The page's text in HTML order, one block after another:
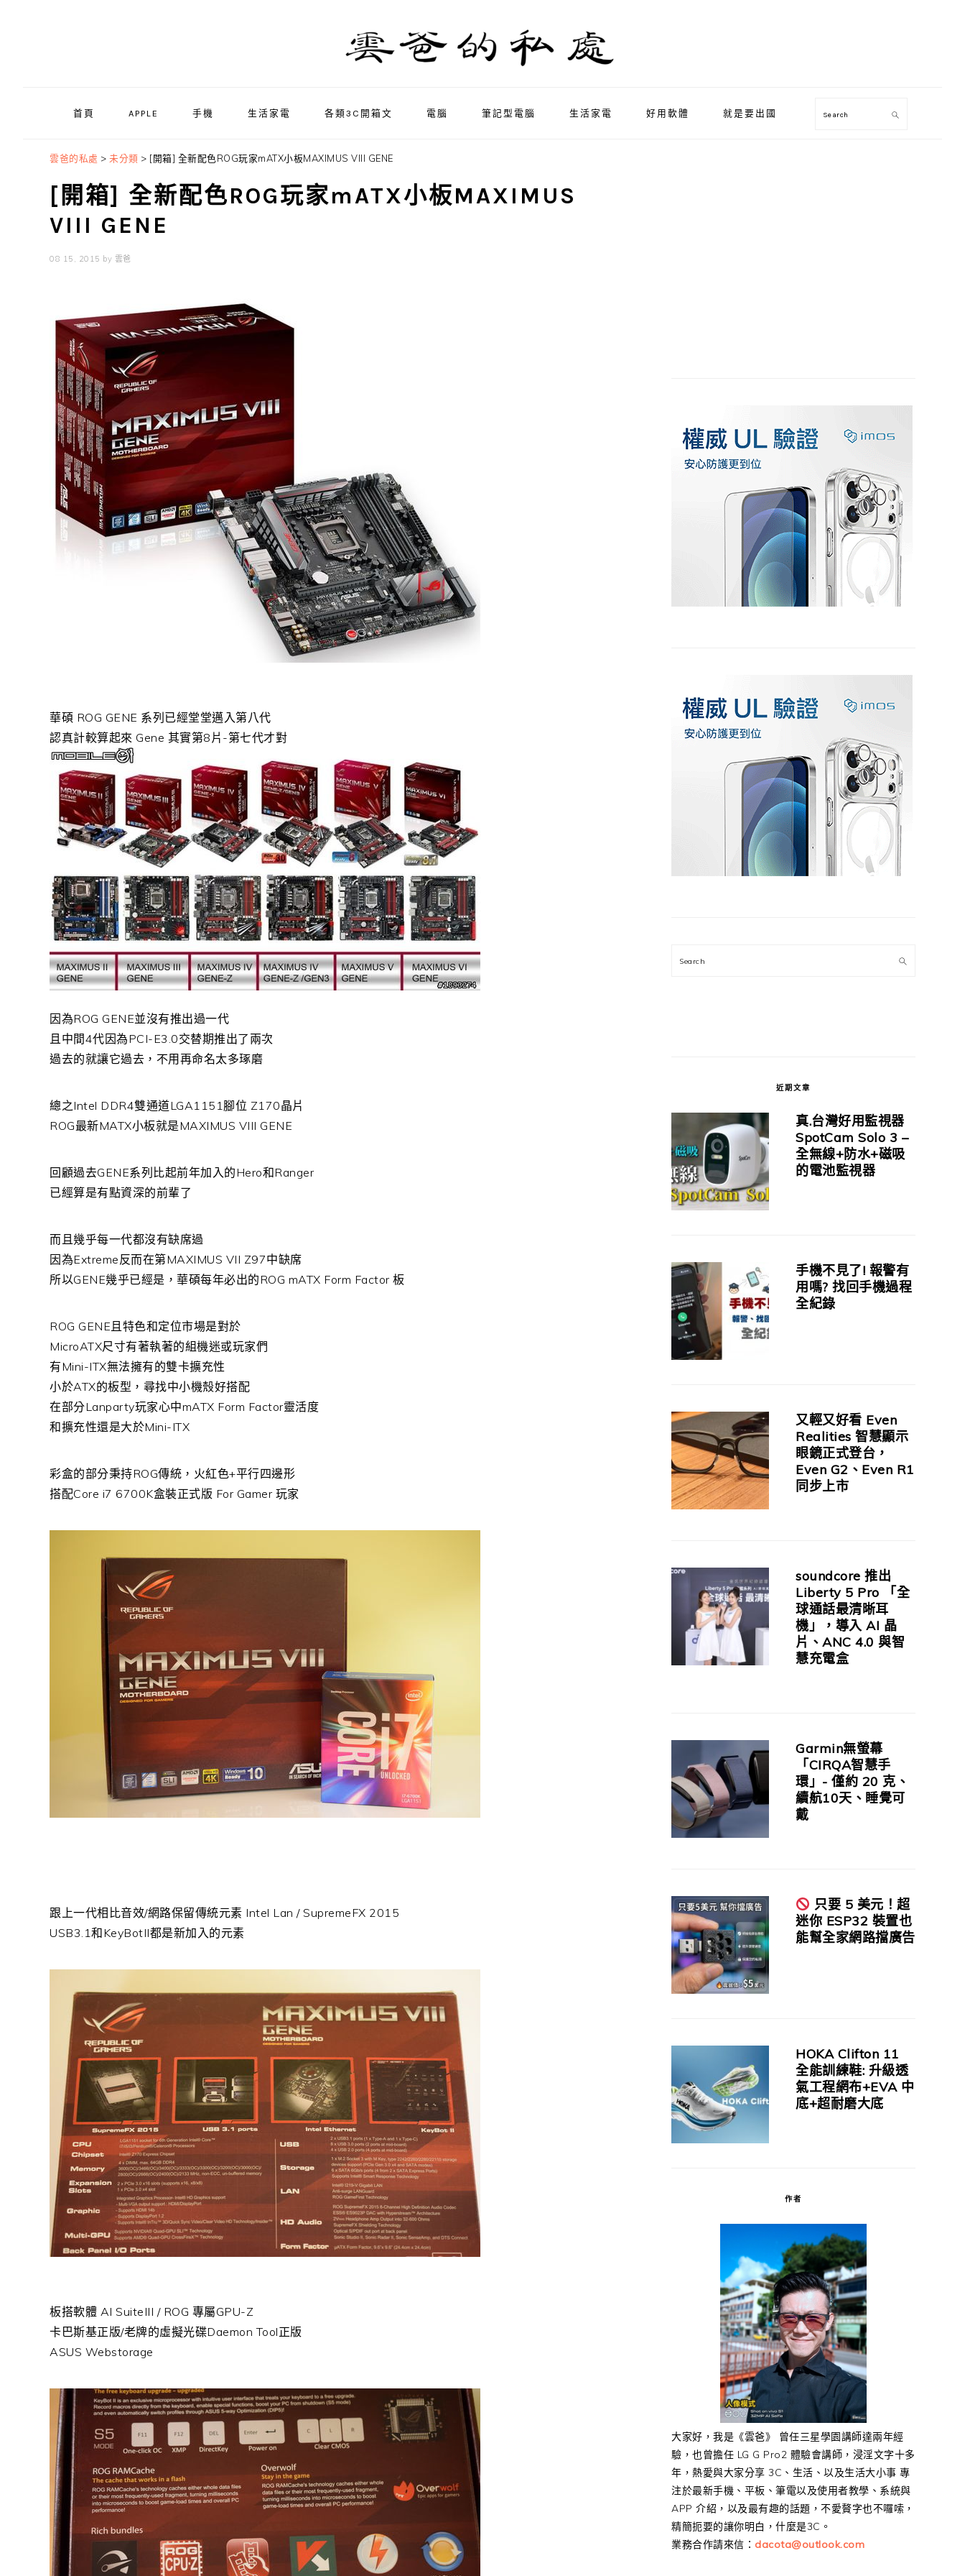
首頁 APPLE 手機 生活家電 各類3C開箱文 電腦 筆記型電腦 生活家電 好用軟體 就是要出國 Search
雲爸的私處 > 未分類 > [開箱] 全新配色ROG玩家mATX小板MAXIMUS VIII GENE
[開箱] 全新配色ROG玩家mATX小板MAXIMUS
VIII GENE
08 15, 2015 by 雲爸
華碩 ROG GENE 系列已經堂堂邁入第八代
認真計較算起來 Gene 其實第8片-第七代才對
因為ROG GENE並沒有推出過一代
且中間4代因為PCI-E3.0交替期推出了兩次
過去的就讓它過去，不用再命名太多琢磨
總之Intel DDR4雙通道LGA1151腳位 Z170晶片
ROG最新MATX小板就是MAXIMUS VIII GENE
回顧過去GENE系列比起前年加入的Hero和Ranger
已經算是有點資深的前輩了
而且幾乎每一代都沒有缺席過
因為Extreme反而在第MAXIMUS VII Z97中缺席
所以GENE幾乎已經是，華碩每年必出的ROG mATX Form Factor 板
ROG GENE且特色和定位市場是對於
MicroATX尺寸有著執著的組機迷或玩家們
有Mini-ITX無法擁有的雙卡擴充性
小於ATX的板型，尋找中小機殼好搭配
在部分Lanparty玩家心中mATX Form Factor靈活度
和擴充性還是大於Mini-ITX
彩盒的部分秉持ROG傳統，火紅色+平行四邊形
搭配Core i7 6700K盒裝正式版 For Gamer 玩家
跟上一代相比音效/網路保留傳統元素 Intel Lan / SupremeFX 2015
USB3.1和KeyBotII都是新加入的元素
板搭軟體 AI SuiteIII / ROG 專屬GPU-Z
卡巴斯基正版/老牌的虛擬光碟Daemon Tool正版
ASUS Webstorage
Search
近期文章
真.台灣好用監視器
SpotCam Solo 3 –
全無線+防水+磁吸
的電池監視器
手機不見了! 報警有
用嗎? 找回手機過程
全紀錄
又輕又好看 Even
Realities 智慧顯示
眼鏡正式登台，
Even G2、Even R1
同步上市
soundcore 推出
Liberty 5 Pro 「全
球通話最清晰耳
機」，導入 AI 晶
片、ANC 4.0 與智
慧充電盒
Garmin無螢幕
「CIRQA智慧手
環」- 僅約 20 克、
續航10天、睡覺可
戴
只要 5 美元！超
迷你 ESP32 裝置也
能幫全家網路擋廣告
HOKA Clifton 11
全能訓練鞋: 升級透
氣工程網布+EVA 中
底+超耐磨大底
作者
大家好，我是《雲爸》 曾任三星學園講師達兩年經
驗，也曾擔任 LG G Pro2 體驗會講師，浸淫文字十多
年，熱愛與大家分享 3C、生活、以及生活大小事 專
注於最新手機、平板、筆電以及使用者教學、系統與
APP 介紹，以及最有趣的話題，不愛贅字也不囉嗦，
精簡扼要的讓你明白，什麼是3C。
業務合作請來信： dacota@outlook.com